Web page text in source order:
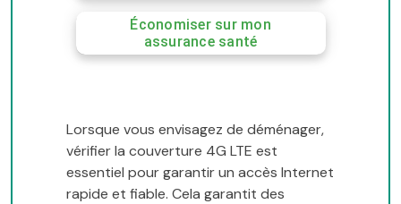
Économiser sur mon
assurance santé
Lorsque vous envisagez de déménager,
vérifier la couverture 4G LTE est
essentiel pour garantir un accès Internet
rapide et fiable. Cela garantit des